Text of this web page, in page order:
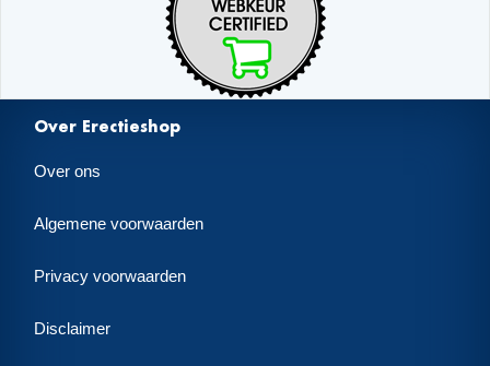
Over Erectieshop
Over ons
Algemene voorwaarden
Privacy voorwaarden
Disclaimer